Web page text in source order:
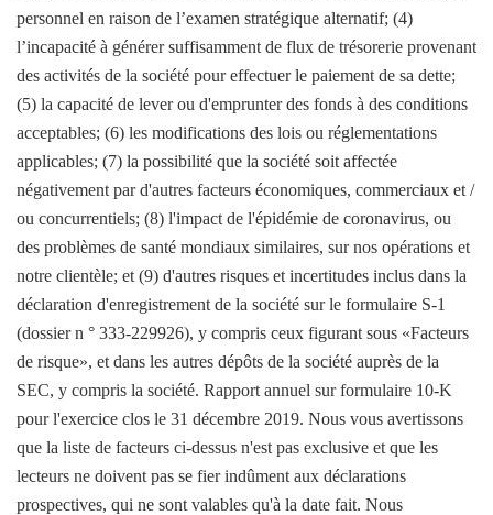
personnel en raison de l’examen stratégique alternatif; (4)
l’incapacité à générer suffisamment de flux de trésorerie provenant
des activités de la société pour effectuer le paiement de sa dette;
(5) la capacité de lever ou d'emprunter des fonds à des conditions
acceptables; (6) les modifications des lois ou réglementations
applicables; (7) la possibilité que la société soit affectée
négativement par d'autres facteurs économiques, commerciaux et /
ou concurrentiels; (8) l'impact de l'épidémie de coronavirus, ou
des problèmes de santé mondiaux similaires, sur nos opérations et
notre clientèle; et (9) d'autres risques et incertitudes inclus dans la
déclaration d'enregistrement de la société sur le formulaire S-1
(dossier n ° 333-229926), y compris ceux figurant sous «Facteurs
de risque», et dans les autres dépôts de la société auprès de la
SEC, y compris la société. Rapport annuel sur formulaire 10-K
pour l'exercice clos le 31 décembre 2019. Nous vous avertissons
que la liste de facteurs ci-dessus n'est pas exclusive et que les
lecteurs ne doivent pas se fier indûment aux déclarations
prospectives, qui ne sont valables qu'à la date fait. Nous